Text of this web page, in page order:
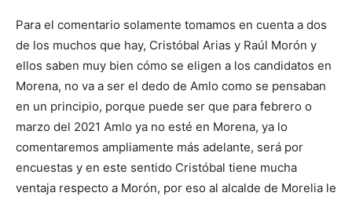
Para el comentario solamente tomamos en cuenta a dos
de los muchos que hay, Cristóbal Arias y Raúl Morón y
ellos saben muy bien cómo se eligen a los candidatos en
Morena, no va a ser el dedo de Amlo como se pensaban
en un principio, porque puede ser que para febrero o
marzo del 2021 Amlo ya no esté en Morena, ya lo
comentaremos ampliamente más adelante, será por
encuestas y en este sentido Cristóbal tiene mucha
ventaja respecto a Morón, por eso al alcalde de Morelia le